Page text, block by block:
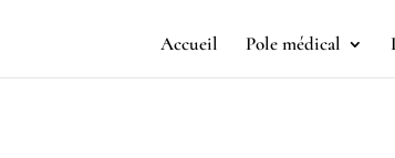
Accueil Pole médical